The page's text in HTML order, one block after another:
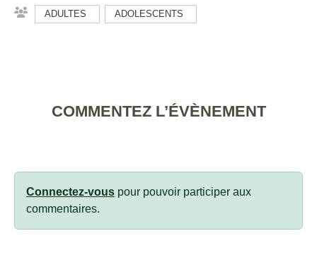
ADULTES ADOLESCENTS
COMMENTEZ L’ÉVÈNEMENT
Connectez-vous pour pouvoir participer aux
commentaires.